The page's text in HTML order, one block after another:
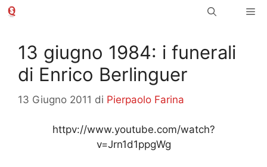
Vai
13 giugno 1984: i funerali
di Enrico Berlinguer
13 Giugno 2011 di Pierpaolo Farina
httpv://www.youtube.com/watch?
v=Jrn1d1ppgWg